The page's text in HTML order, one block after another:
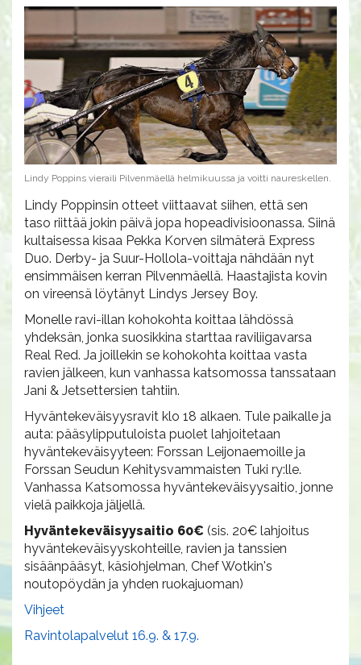
Lindy Poppins vieraili Pilvenmäellä helmikuussa ja voitti naureskellen.
Lindy Poppinsin otteet viittaavat siihen, että sen
taso riittää jokin päivä jopa hopeadivisioonassa. Siinä
kultaisessa kisaa Pekka Korven silmäterä Express
Duo. Derby- ja Suur-Hollola-voittaja nähdään nyt
ensimmäisen kerran Pilvenmäellä. Haastajista kovin
on vireensä löytänyt Lindys Jersey Boy.
Monelle ravi-illan kohokohta koittaa lähdössä
yhdeksän, jonka suosikkina starttaa raviliigavarsa
Real Red. Ja joillekin se kohokohta koittaa vasta
ravien jälkeen, kun vanhassa katsomossa tanssataan
Jani & Jetsettersien tahtiin.
Hyväntekeväisyysravit klo 18 alkaen. Tule paikalle ja
auta: pääsylipputuloista puolet lahjoitetaan
hyväntekeväisyyteen: Forssan Leijonaemoille ja
Forssan Seudun Kehitysvammaisten Tuki ry:lle.
Vanhassa Katsomossa hyväntekeväisyysaitio, jonne
vielä paikkoja jäljellä.
Hyväntekeväisyysaitio 60€ (sis. 20€ lahjoitus
hyväntekeväisyyskohteille, ravien ja tanssien
sisäänpääsyt, käsiohjelman, Chef Wotkin's
noutopöydän ja yhden ruokajuoman)
Vihjeet
Ravintolapalvelut 16.9. & 17.9.